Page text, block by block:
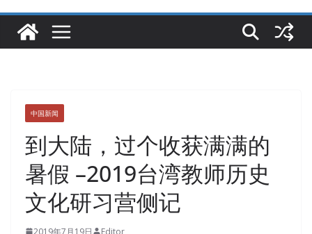
中国新闻
到大陆，过个收获满满的
暑假 –2019台湾教师历史
文化研习营侧记
2019年7月19日 Editor